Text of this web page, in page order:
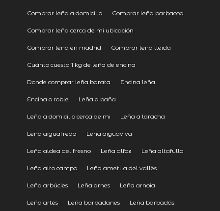
Comprar leña a domicilio Comprar leña barbacoa
Comprar leña cerca de mi ubicación
Comprar leña en madrid Comprar leña lleida
Cuánto cuesta 1 kg de leña de encina
Donde comprar leña barata Encina leña
Encina o roble Leña a baña
Leña a domicilio cerca de mi Leña a laracha
Leña aiguafreda Leña aiguaviva
Leña aldea del fresno Leña alfoz Leña altafulla
Leña alto campo Leña ametlla del vallès
Leña arbúcies Leña arnes Leña arnoia
Leña artés Leña barbadanes Leña barbadás